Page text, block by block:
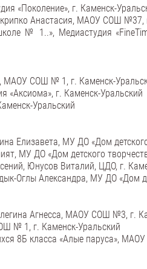
«Поколение», г. Каменск-
Анастасия, МАОУ СОШ №37,
№ 1..», Медиастудия
МАОУ СОШ № 1, г. Каменск-
«Аксиома», г. Каменск-Уральский
Уральский
Елизавета, МУ ДО «Дом
МУ ДО «Дом детского
Юнусов Виталий, ЦДО, г.
Оглы Александра, МУ ДО «Дом
Агнесса, МАОУ СОШ №3, г.
№ 1, г. Каменск-Уральский
8Б класса «Алые паруса»,